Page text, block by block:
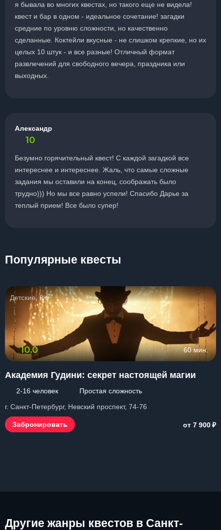
я бывала во многих квестах, но такого еще не видела!
квест и бар в одном - идеальное сочетание! загадки
средние по уровню сложности, но качественно
сделанные. Коктейли вкусные - не слишком крепкие, но их
целых 10 штук - и все разные! Отличный формат
развлечений для свободного вечера, праздника или
выходных.
Александр
10
Безумно горячительный квест! С каждой загадкой все
интереснее и интереснее. Жаль, что самые сложные
задания мы оставили на конец, соображать было
трудно))) Но мы все равно успели! Спасибо Дарье за
теплый прием! Все было супер!
Популярные квесты
Детские, 8+
10.0 60 мин.
Академия Гудини: секрет настоящей магии
2-16 человек
Простая сложность
г. Санкт-Петербург, Невский проспект, 74-76
Забронировать от 7 900₽
Другие жанры квестов в Санкт-